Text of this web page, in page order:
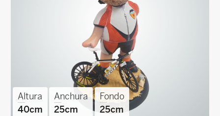
Altura
40cm
Anchura
25cm
Fondo
25cm